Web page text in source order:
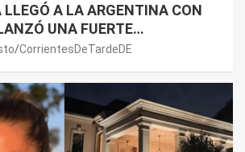
A LA ARGENTINA CON
UNA FUERTE
MAURO ICARDI
CorrientesDeTardeDE